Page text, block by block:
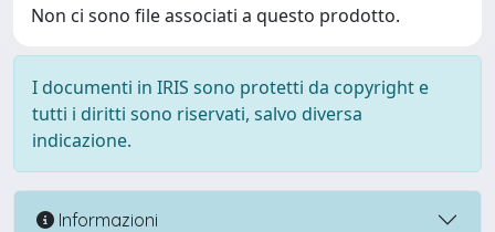
Non ci sono file associati a questo prodotto.
I documenti in IRIS sono protetti da copyright e
tutti i diritti sono riservati, salvo diversa
indicazione.
Informazioni